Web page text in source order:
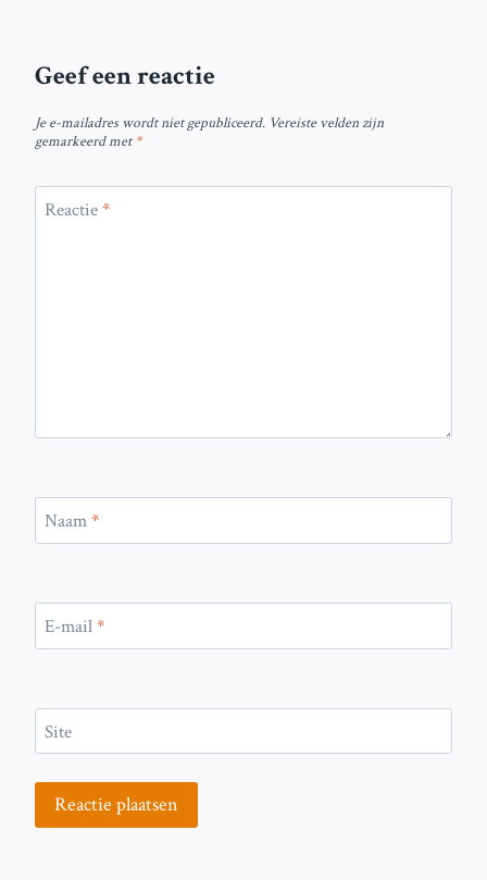
Geef een reactie
Je e-mailadres wordt niet gepubliceerd. Vereiste velden zijn
gemarkeerd met*
Reactie*
Naam*
E-mail*
Site